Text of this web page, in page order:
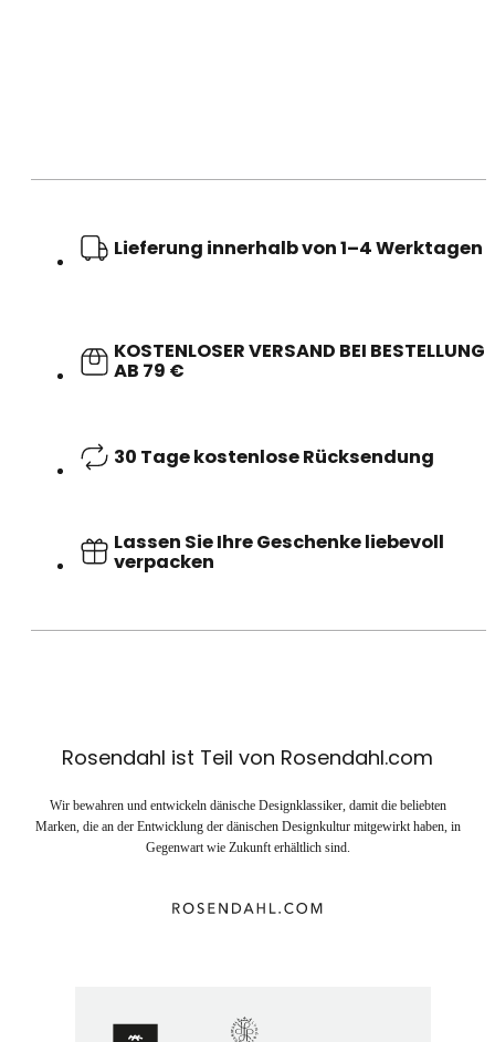
Lieferung innerhalb von 1–4 Werktagen
KOSTENLOSER VERSAND BEI
AB 79 €
30 Tage kostenlose Rücksendung
Lassen Sie Ihre Geschenke liebevoll
verpacken
Rosendahl ist Teil von Rosendahl.com
Wir bewahren und entwickeln dänische Designklassiker, damit die beliebten
Marken, die an der Entwicklung der dänischen Designkultur mitgewirkt haben, in
Gegenwart wie Zukunft erhältlich sind.